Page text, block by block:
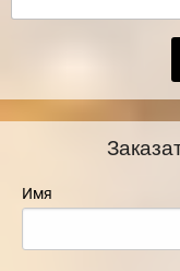
Имя